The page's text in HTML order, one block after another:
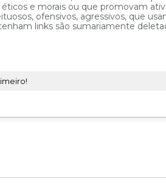
e morais ou que promovam
ofensivos, agressivos, que
links são sumariamente